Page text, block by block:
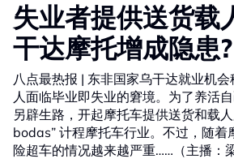
失业者提供送货载
干达摩托增成隐患?
八点最热报 | 东非国家乌干达就业机
人面临毕业即失业的窘境。为了养活
另辟生路，开起摩托车提供送货和载
bodas” 计程摩托车行业。不过，随着
险超车的情况越来越严重……（主播：